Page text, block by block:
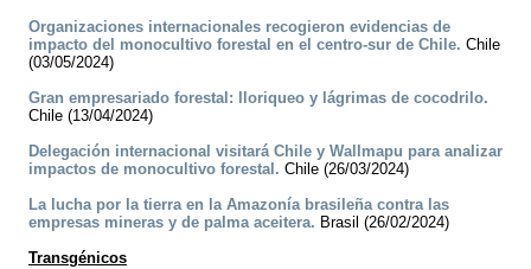
Organizaciones internacionales recogieron evidencias de
impacto del monocultivo forestal en el centro-sur de Chile. Chile
(03/05/2024)
Gran empresariado forestal: lloriqueo y lágrimas de cocodrilo.
Chile (13/04/2024)
Delegación internacional visitará Chile y Wallmapu para analizar
impactos de monocultivo forestal. Chile (26/03/2024)
La lucha por la tierra en la Amazonía brasileña contra las
empresas mineras y de palma aceitera. Brasil (26/02/2024)
Transgénicos